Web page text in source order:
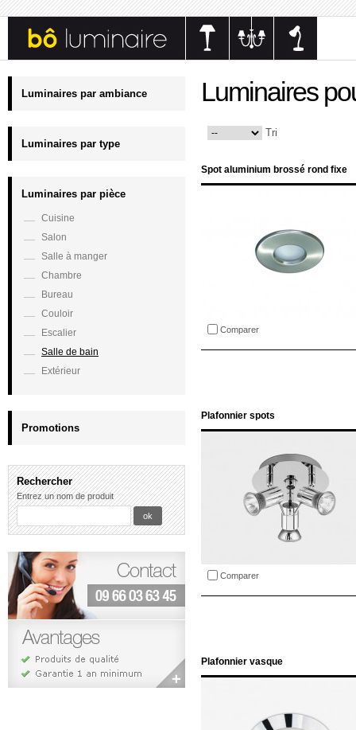
Luminaires par ambiance
Luminaires par type
Luminaires par pièce
Cuisine
Salon
Salle à manger
Chambre
Bureau
Couloir
Escalier
Salle de bain
Extérieur
Promotions
Rechercher
Entrez un nom de produit
Luminaires
Tri
Spot aluminium brossé rond fixe
Comparer
Plafonnier spots
Comparer
Plafonnier vasque